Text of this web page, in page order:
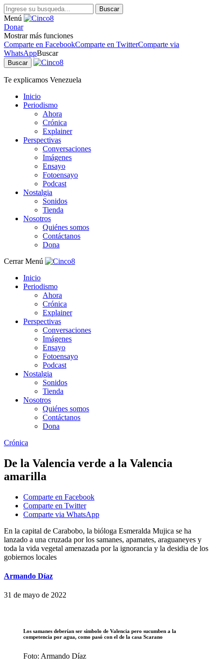
Buscar
Menú
Donar
Mostrar más funciones
Comparte en FacebookComparte en TwitterComparte via
WhatsAppBuscar
Buscar
Te explicamos Venezuela
Inicio
Periodismo
Ahora
Crónica
Explainer
Perspectivas
Conversaciones
Imágenes
Ensayo
Fotoensayo
Podcast
Nostalgia
Sonidos
Tienda
Nosotros
Quiénes somos
Contáctanos
Dona
Cerrar Menú
Inicio
Periodismo
Ahora
Crónica
Explainer
Perspectivas
Conversaciones
Imágenes
Ensayo
Fotoensayo
Podcast
Nostalgia
Sonidos
Tienda
Nosotros
Quiénes somos
Contáctanos
Dona
Crónica
De la Valencia verde a la Valencia
amarilla
Comparte en Facebook
Comparte en Twitter
Comparte via WhatsApp
En la capital de Carabobo, la bióloga Esmeralda Mujica se ha
lanzado a una cruzada por los samanes, apamates, araguaneyes y
toda la vida vegetal amenazada por la ignorancia y la desidia de los
gobiernos locales
Armando Díaz
31 de mayo de 2022
Los samanes deberían ser símbolo de Valencia pero sucumben a la
competencia por agua, como pasó con el de la casa Scarano
Foto: Armando Díaz